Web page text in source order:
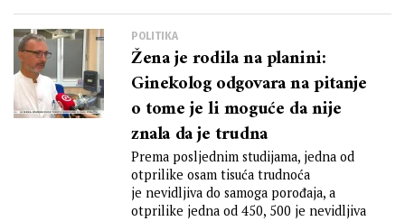
POLITIKA
Žena je rodila na planini:
Ginekolog odgovara na pitanje
o tome je li moguće da nije
znala da je trudna
Prema posljednim studijama, jedna od
otprilike osam tisuća trudnoća
je nevidljiva do samoga porođaja, a
otprilike jedna od 450, 500 je nevidljiva